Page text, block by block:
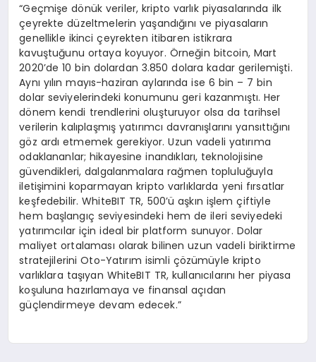
“Geçmişe dönük veriler, kripto varlık piyasalarında ilk
çeyrekte düzeltmelerin yaşandığını ve piyasaların
genellikle ikinci çeyrekten itibaren istikrara
kavuştuğunu ortaya koyuyor. Örneğin bitcoin, Mart
2020’de 10 bin dolardan 3.850 dolara kadar gerilemişti.
Aynı yılın mayıs-haziran aylarında ise 6 bin – 7 bin
dolar seviyelerindeki konumunu geri kazanmıştı. Her
dönem kendi trendlerini oluşturuyor olsa da tarihsel
verilerin kalıplaşmış yatırımcı davranışlarını yansıttığını
göz ardı etmemek gerekiyor. Uzun vadeli yatırıma
odaklananlar; hikayesine inandıkları, teknolojisine
güvendikleri, dalgalanmalara rağmen topluluğuyla
iletişimini koparmayan kripto varlıklarda yeni fırsatlar
keşfedebilir. WhiteBIT TR, 500’ü aşkın işlem çiftiyle
hem başlangıç seviyesindeki hem de ileri seviyedeki
yatırımcılar için ideal bir platform sunuyor. Dolar
maliyet ortalaması olarak bilinen uzun vadeli biriktirme
stratejilerini Oto-Yatırım isimli çözümüyle kripto
varlıklara taşıyan WhiteBIT TR, kullanıcılarını her piyasa
koşuluna hazırlamaya ve finansal açıdan
güçlendirmeye devam edecek.”